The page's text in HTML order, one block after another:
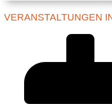
VERANSTALTUNGEN